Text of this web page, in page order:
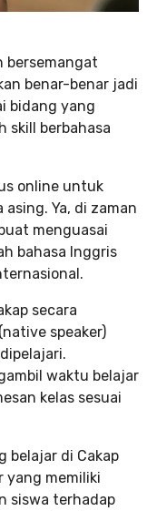
bersemangat
benar-benar jadi
bidang yang
skill berbahasa
online untuk
Ya, di zaman
menguasai
bahasa Inggris
secara
speaker)
waktu belajar
kelas sesuai
belajar di Cakap
yang memiliki
siswa terhadap